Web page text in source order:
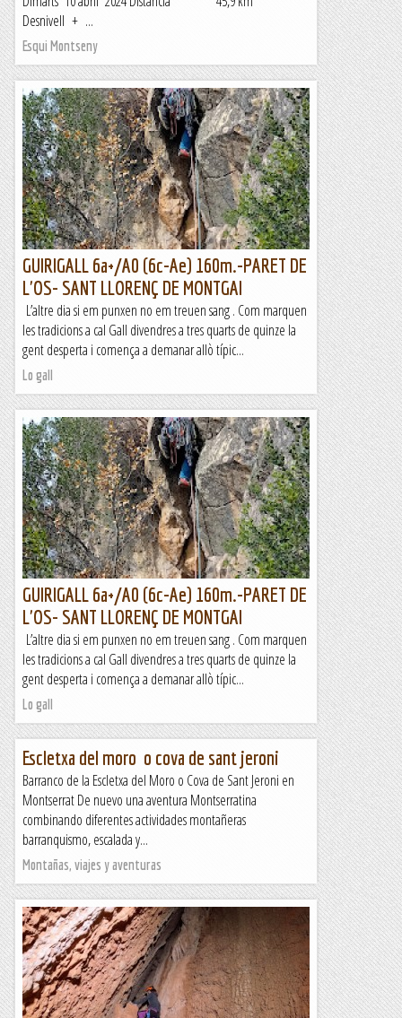
Desnivell + ...
Esqui Montseny
GUIRIGALL 6a+/A0 (6c-Ae) 160m.-PARET DE
L'OS- SANT LLORENÇ DE MONTGAI
L’altre dia si em punxen no em treuen sang . Com marquen
les tradicions a cal Gall divendres a tres quarts de quinze la
gent desperta i comença a demanar allò típic...
Lo gall
GUIRIGALL 6a+/A0 (6c-Ae) 160m.-PARET DE
L'OS- SANT LLORENÇ DE MONTGAI
L’altre dia si em punxen no em treuen sang . Com marquen
les tradicions a cal Gall divendres a tres quarts de quinze la
gent desperta i comença a demanar allò típic...
Lo gall
Escletxa del moro o cova de sant jeroni
Barranco de la Escletxa del Moro o Cova de Sant Jeroni en
Montserrat De nuevo una aventura Montserratina
combinando diferentes actividades montañeras
barranquismo, escalada y...
Montañas, viajes y aventuras